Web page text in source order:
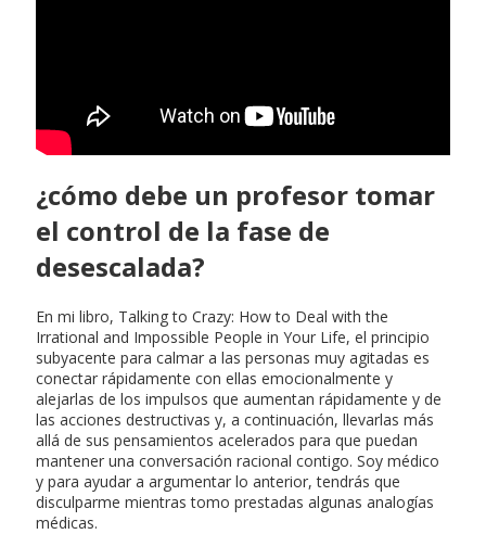
¿cómo debe un profesor tomar
el control de la fase de
desescalada?
En mi libro, Talking to Crazy: How to Deal with the
Irrational and Impossible People in Your Life, el principio
subyacente para calmar a las personas muy agitadas es
conectar rápidamente con ellas emocionalmente y
alejarlas de los impulsos que aumentan rápidamente y de
las acciones destructivas y, a continuación, llevarlas más
allá de sus pensamientos acelerados para que puedan
mantener una conversación racional contigo. Soy médico
y para ayudar a argumentar lo anterior, tendrás que
disculparme mientras tomo prestadas algunas analogías
médicas.